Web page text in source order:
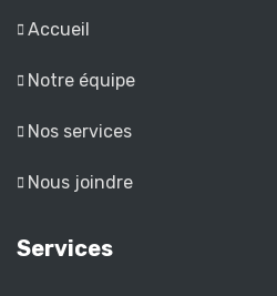
Accueil
Notre équipe
Nos services
Nous joindre
Services